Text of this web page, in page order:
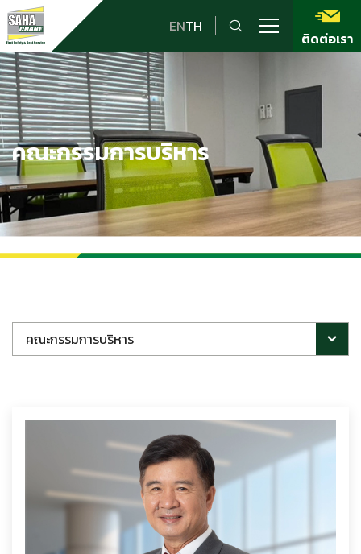
ENTH
ติดต่อเรา
คณะกรรมการบริหาร
คณะกรรมการบริหาร